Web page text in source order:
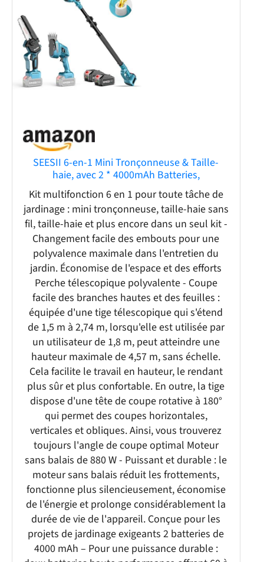
SEESII 6-en-1 Mini Tronçonneuse & Taille-
haie, avec 2 * 4000mAh Batteries,
Tronconneuse Electrique à Perche
Télescopique, Portée Maximale Jusqu'à
4,57m, à 30 ML Bouteille d'huile
Kit multifonction 6 en 1 pour toute tâche de
jardinage : mini tronçonneuse, taille-haie sans
fil, taille-haie et plus encore dans un seul kit -
Changement facile des embouts pour une
polyvalence maximale dans l'entretien du
jardin. Économise de l'espace et des efforts
Perche télescopique polyvalente - Coupe
facile des branches hautes et des feuilles :
équipée d'une tige télescopique qui s'étend
de 1,5 m à 2,74 m, lorsqu'elle est utilisée par
un utilisateur de 1,8 m, peut atteindre une
hauteur maximale de 4,57 m, sans échelle.
Cela facilite le travail en hauteur, le rendant
plus sûr et plus confortable. En outre, la tige
dispose d'une tête de coupe rotative à 180°
qui permet des coupes horizontales,
verticales et obliques. Ainsi, vous trouverez
toujours l'angle de coupe optimal Moteur
sans balais de 880 W - Puissant et durable : le
moteur sans balais réduit les frottements,
fonctionne plus silencieusement, économise
de l'énergie et prolonge considérablement la
durée de vie de l'appareil. Conçue pour les
projets de jardinage exigeants 2 batteries de
4000 mAh – Pour une puissance durable :